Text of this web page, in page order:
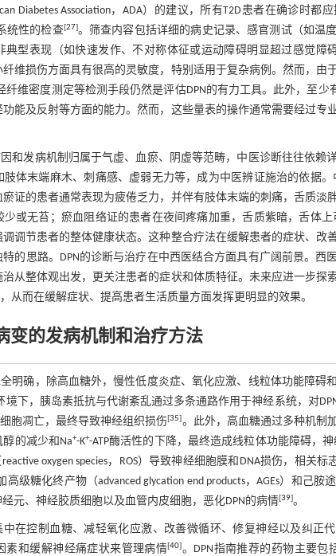
Diabetes Association，ADA）的建议，所有T2D患者在确诊时都
统性的检查[27]。筛查内容包括详细的病史记录、感官测试（如温
典型表现（如快速发作、不对称体征或运动障碍明显超过感觉障
维损伤方面具有很高的灵敏度，特别适用于复杂病例。然而，由
纤维密度测定等检测手段仍然是评估DPN的有力工具。此外，至少
能及反射等方面的能力。然而，这些量表的操作通常需要经过专
和发病机制归属于气虚、血瘀、阴虚等范畴，中医诊断往往依赖
体末端麻木、刺痛感、虚弱无力等，成为中医辨证施治的依据
证的患者通常表现为疲倦乏力，并伴有肢体末端的刺痛，舌质淡
少或无苔；瘀血阻络证的患者在夜间疼痛加重，舌质紫暗，舌体
调节患者的整体健康状态。这种整合疗法在缓解患者的症状、改
的思路。DPN的诊断与治疗在中西医结合方面具有广阔前景。西
从整体观出发，更关注患者的症状和体质特征。未来应进一步探
从而在缓解症状、提高患者生活质量方面发挥更明显的效果。
变的发病机制和治疗方法
全明确，除高血糖外，慢性低度炎症、氧化应激、线粒体功能障
境下，胰岛素抵抗与代谢紊乱通过多条通路作用于神经系统，对
胞凋亡，最终导致神经组织损伤[35]。此外，高血糖通过多种机制
的减少和Na+-K+-ATP酶活性的下降，最终造成线粒体功能障碍，
oxygen species，ROS）导致神经细胞膜和DNA损伤，相关
级糖化终产物（advanced glycation end products，AGEs）和己
元、神经胶质细胞以及血管内皮细胞，恶化DPN的病情[39]。
中在控制血糖、减轻氧化应激、改善微循环、修复神经以及纠正
素和缓解神经痛症状来管理病情[40]。DPN指南推荐的药物主要